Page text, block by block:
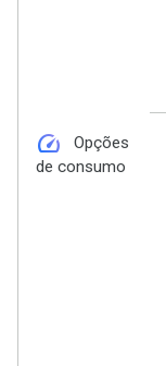
speed
Opções
de consumo